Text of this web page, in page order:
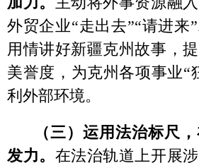
靠法的思维意识。
克州人民政府
2026年3月